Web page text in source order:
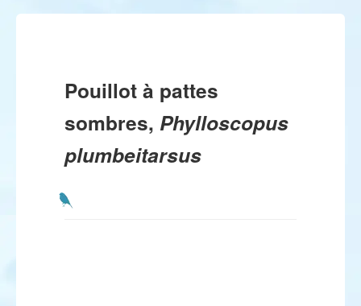
Pouillot à pattes
sombres, Phylloscopus
plumbeitarsus